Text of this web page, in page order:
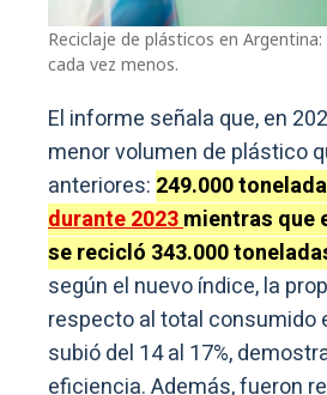
Reciclaje de plásticos en
cada vez menos.
El informe señala que, en
menor volumen de plástico
anteriores: 249.000
durante 2023mientras que
se recicló 343.000
según el nuevo índice, la
respecto al total consumido
subió del 14 al 17%,
eficiencia. Además, fueron